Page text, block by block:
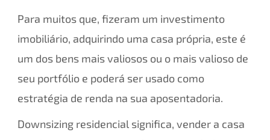
Para muitos que, fizeram um investimento
imobiliário, adquirindo uma casa própria, este é
um dos bens mais valiosos ou o mais valioso de
seu portfólio e poderá ser usado como
estratégia de renda na sua aposentadoria.
Downsizing residencial significa, vender a casa